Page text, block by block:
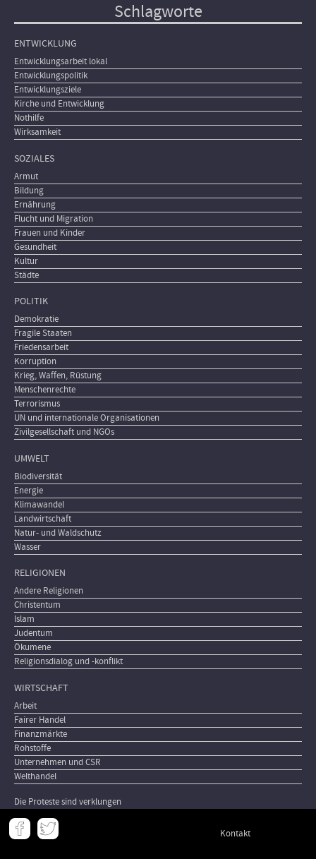
Schlagworte
ENTWICKLUNG
Entwicklungsarbeit lokal
Entwicklungspolitik
Entwicklungsziele
Kirche und Entwicklung
Nothilfe
Wirksamkeit
SOZIALES
Armut
Bildung
Ernährung
Flucht und Migration
Frauen und Kinder
Gesundheit
Kultur
Städte
POLITIK
Demokratie
Fragile Staaten
Friedensarbeit
Korruption
Krieg, Waffen, Rüstung
Menschenrechte
Terrorismus
UN und internationale Organisationen
Zivilgesellschaft und NGOs
UMWELT
Biodiversität
Energie
Klimawandel
Landwirtschaft
Natur- und Waldschutz
Wasser
RELIGIONEN
Andere Religionen
Christentum
Islam
Judentum
Ökumene
Religionsdialog und -konflikt
WIRTSCHAFT
Arbeit
Fairer Handel
Finanzmärkte
Rohstoffe
Unternehmen und CSR
Welthandel
Die Proteste sind verklungen
Meta
- Kontakt